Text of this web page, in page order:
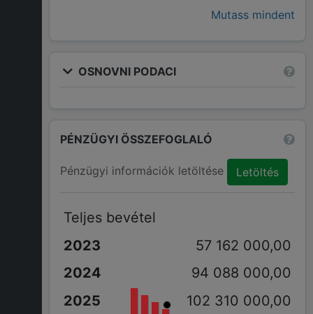
Mutass mindent
OSNOVNI PODACI
PÉNZÜGYI ÖSSZEFOGLALÓ
Pénzügyi információk letöltése Letöltés
Teljes bevétel
57 162 000,00
94 088 000,00
102 310 000,00